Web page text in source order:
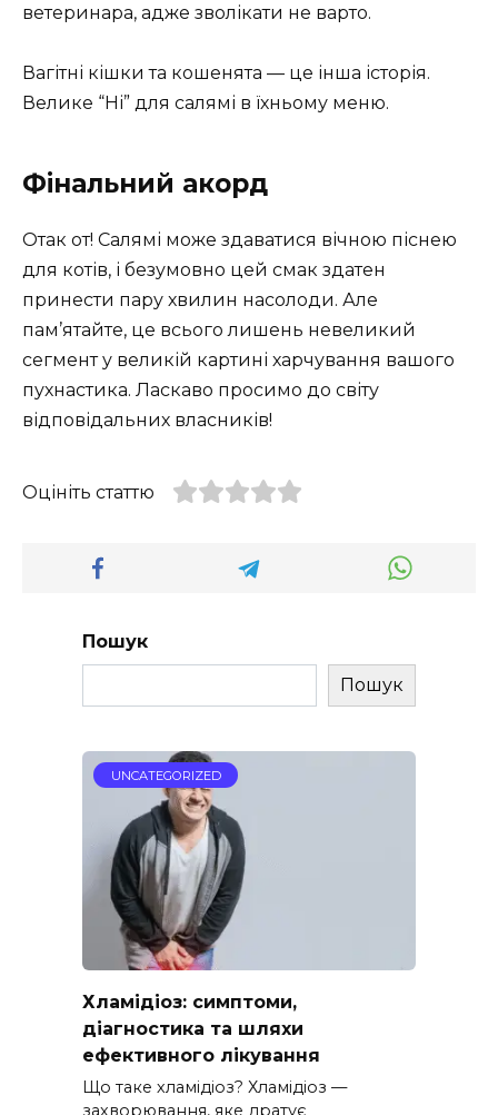
ветеринара, адже зволікати не варто.
Вагітні кішки та кошенята — це інша історія.
Велике “Ні” для салямі в їхньому меню.
Фінальний акорд
Отак от! Салямі може здаватися вічною піснею
для котів, і безумовно цей смак здатен
принести пару хвилин насолоди. Але
пам’ятайте, це всього лишень невеликий
сегмент у великій картині харчування вашого
пухнастика. Ласкаво просимо до світу
відповідальних власників!
Оцініть статтю
Пошук
Пошук
UNCATEGORIZED
Хламідіоз: симптоми,
діагностика та шляхи
ефективного лікування
Що таке хламідіоз? Хламідіоз —
захворювання, яке дратує